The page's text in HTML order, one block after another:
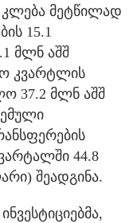
მეტწილად
15.1
მლნ აშშ
კვარტლის
37.2 მლნ აშშ
44.8
შეადგინა.